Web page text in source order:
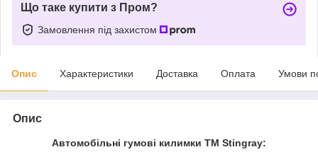
Що таке купити з Пром?
Замовлення під захистом
Опис Характеристики Доставка Оплата Умови
Опис
Автомобільні гумові килимки ТМ Stingray: